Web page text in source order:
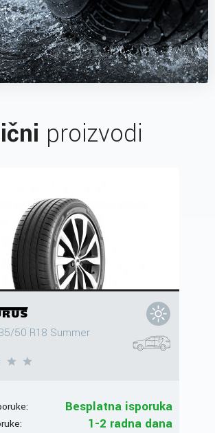
proizvodi
50 R18 Summer
Besplatna isporuka
1-2 radna dana